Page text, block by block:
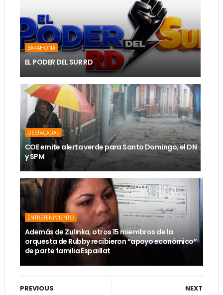
BARAHONA
EL PODER DEL SUR RD
DESTACADAS
COE emite alerta verde para Santo Domingo, el DN
y SPM
ENTRETENIMIENTO
Además de Zulinka, otros 15 miembros de la
orquesta de Rubby recibieron “apoyo económico”
de parte familia Espaillat
NEXT
PREVIOUS